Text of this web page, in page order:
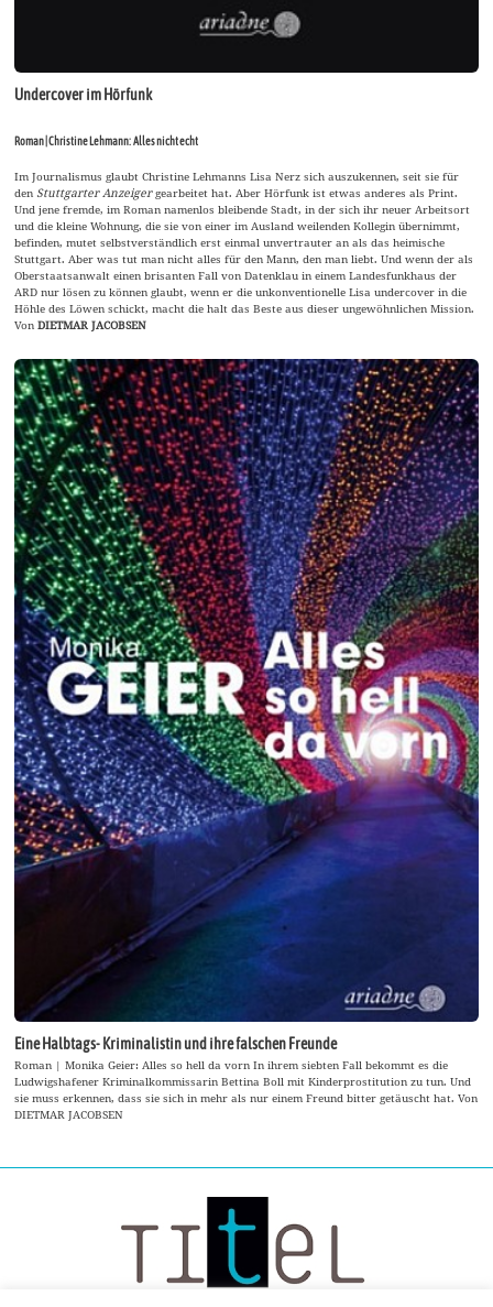
Undercover im Hörfunk
Roman | Christine Lehmann: Alles nicht echt
Im Journalismus glaubt Christine Lehmanns Lisa Nerz sich auszukennen, seit sie für
den Stuttgarter Anzeigergearbeitet hat. Aber Hörfunk ist etwas anderes als Print.
Und jene fremde, im Roman namenlos bleibende Stadt, in der sich ihr neuer Arbeitsort
und die kleine Wohnung, die sie von einer im Ausland weilenden Kollegin übernimmt,
befinden, mutet selbstverständlich erst einmal unvertrauter an als das heimische
Stuttgart. Aber was tut man nicht alles für den Mann, den man liebt. Und wenn der als
Oberstaatsanwalt einen brisanten Fall von Datenklau in einem Landesfunkhaus der
ARD nur lösen zu können glaubt, wenn er die unkonventionelle Lisa undercover in die
Höhle des Löwen schickt, macht die halt das Beste aus dieser ungewöhnlichen Mission.
VonDIETMAR JACOBSEN
Eine Halbtags- Kriminalistin und ihre falschen Freunde
Roman | Monika Geier: Alles so hell da vorn In ihrem siebten Fall bekommt es die
Ludwigshafener Kriminalkommissarin Bettina Boll mit Kinderprostitution zu tun. Und
sie muss erkennen, dass sie sich in mehr als nur einem Freund bitter getäuscht hat. Von
DIETMAR JACOBSEN